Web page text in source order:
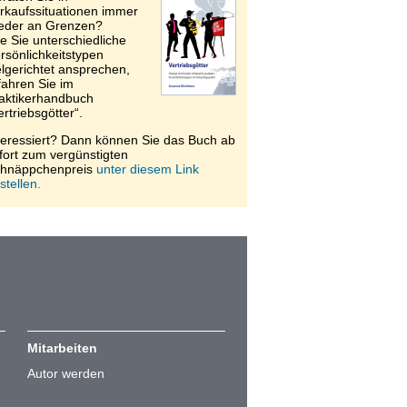
immer
an Grenzen?
Sie unterschiedliche
ansprechen,
Sie im
Dann können Sie das Buch ab
zum vergünstigten
unter diesem Link
Mitarbeiten
Autor werden